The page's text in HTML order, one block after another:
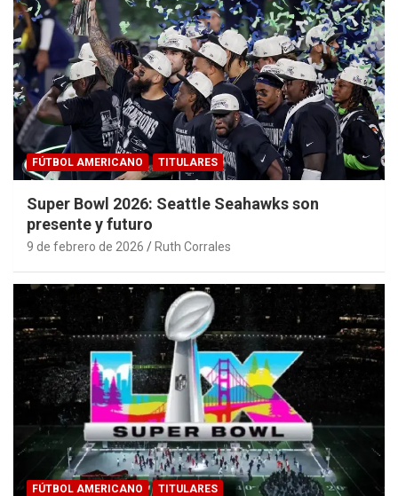
FÚTBOL AMERICANO TITULARES
Super Bowl 2026: Seattle Seahawks son
presente y futuro
9 de febrero de 2026 Ruth Corrales
FÚTBOL AMERICANO TITULARES